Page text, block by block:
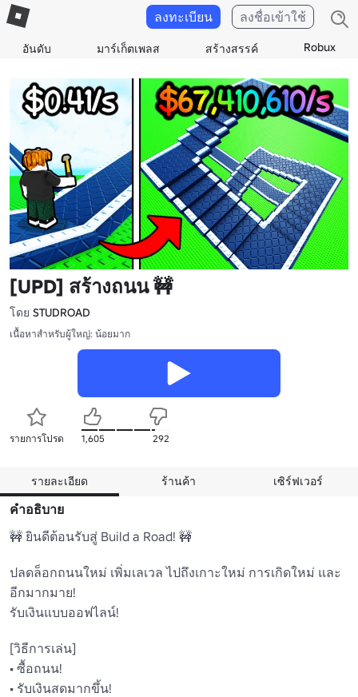
อันดับ มาร์เก็ตเพลส สร้างสรรค์ Robux
ลงทะเบียน ลงชื่อเข้าใช้
[UPD] สร้างถนน 🚧
โดย STUDROAD
เนื้อหาสำหรับผู้ใหญ่: น้อยมาก
รายการโปรด 1,605 292
รายละเอียด ร้านค้า เซิร์ฟเวอร์
คำอธิบาย
🚧 ยินดีต้อนรับสู่ Build a Road! 🚧
ปลดล็อกถนนใหม่ เพิ่มเลเวล ไปถึงเกาะใหม่ การเกิดใหม่ และ
อีกมากมาย!
รับเงินแบบออฟไลน์!
[วิธีการเล่น]
• ซื้อถนน!
• รับเงินสดมากขึ้น!